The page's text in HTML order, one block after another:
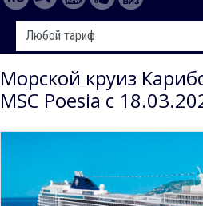
Морской круиз
MSC Poesia с